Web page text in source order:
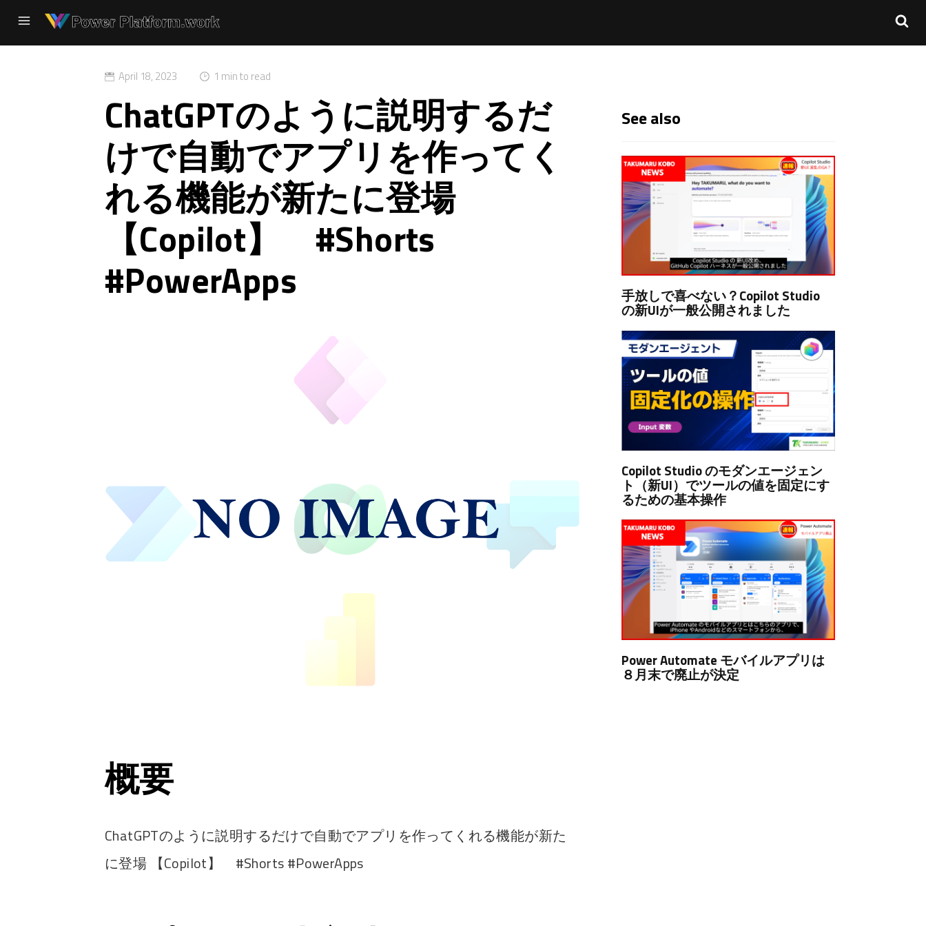
April 18, 2023 1 min to read
ChatGPTのように説明するだ
けで自動でアプリを作ってく
れる機能が新たに登場
【Copilot】 #Shorts
#PowerApps
概要
ChatGPTのように説明するだけで自動でアプリを作ってくれる機能が新た
に登場 【Copilot】 #Shorts #PowerApps
See also
手放しで喜べない？Copilot Studio
の新UIが一般公開されました
Copilot Studio のモダンエージェン
ト（新UI）でツールの値を固定にす
るための基本操作
Power Automate モバイルアプリは
８月末で廃止が決定